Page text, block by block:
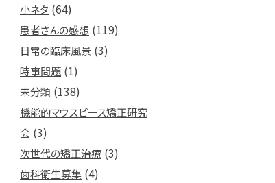
小ネタ (64)
患者さんの感想 (119)
日常の臨床風景 (3)
時事問題 (1)
未分類 (138)
機能的マウスピース矯正研究
会 (3)
次世代の矯正治療 (3)
歯科衛生募集 (4)